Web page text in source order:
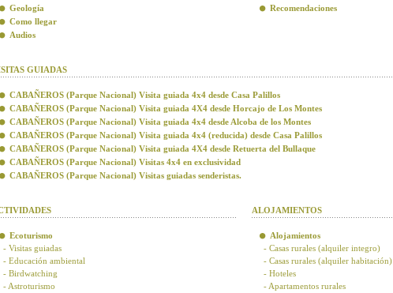
Geología
Como llegar
Audios
Recomendaciones
GUIADAS
CABAÑEROS (Parque Nacional) Visita guiada 4x4 desde Casa Palillos
CABAÑEROS (Parque Nacional) Visita guiada 4X4 desde Horcajo de Los Montes
CABAÑEROS (Parque Nacional) Visita guiada 4x4 desde Alcoba de los Montes
CABAÑEROS (Parque Nacional) Visita guiada 4x4 (reducida) desde Casa Palillos
CABAÑEROS (Parque Nacional) Visita guiada 4X4 desde Retuerta del Bullaque
CABAÑEROS (Parque Nacional) Visitas 4x4 en exclusividad
CABAÑEROS (Parque Nacional) Visitas guiadas senderistas.
Ecoturismo
- Visitas guiadas
- Educación ambiental
- Birdwatching
- Astroturismo
ALOJAMIENTOS
Alojamientos
- Casas rurales (alquiler integro)
- Casas rurales (alquiler habitación)
- Hoteles
- Apartamentos rurales